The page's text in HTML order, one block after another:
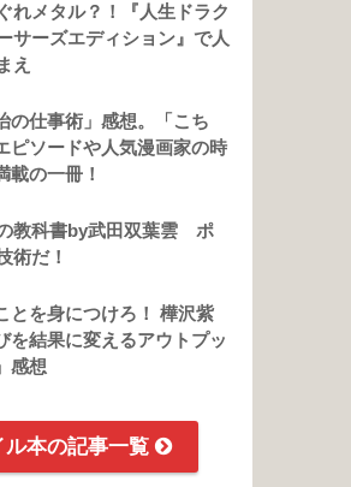
れメタル？！『人生ドラク
ーズエディション』で人
え
の仕事術」感想。「こち
ピソードや人気漫画家の時
載の一冊！
の教科書by武田双葉雲 ポ
術だ！
とを身につけろ！ 樺沢紫
を結果に変えるアウトプッ
感想
ル本の記事一覧